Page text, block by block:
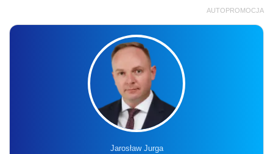
AUTOPROMOCJA
Jarosław Jurga